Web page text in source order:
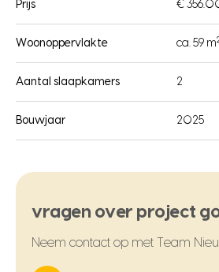
Prijs €
Woonoppervlakte ca. 59 m
Aantal slaapkamers 2
Bouwjaar 2025
vragen over project
Neem contact op met Team